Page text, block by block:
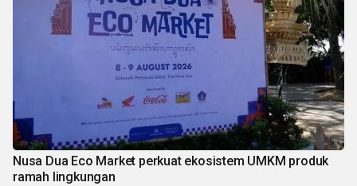
Nusa Dua Eco Market perkuat ekosistem UMKM produk
ramah lingkungan